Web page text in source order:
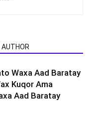
AUTHOR
Waxa Aad Baratay
Kuqor Ama
Aad Baratay